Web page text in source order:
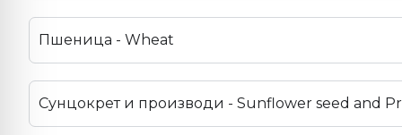
Пшеница - Wheat
Сунцокрет и производи - Sunflower seed and